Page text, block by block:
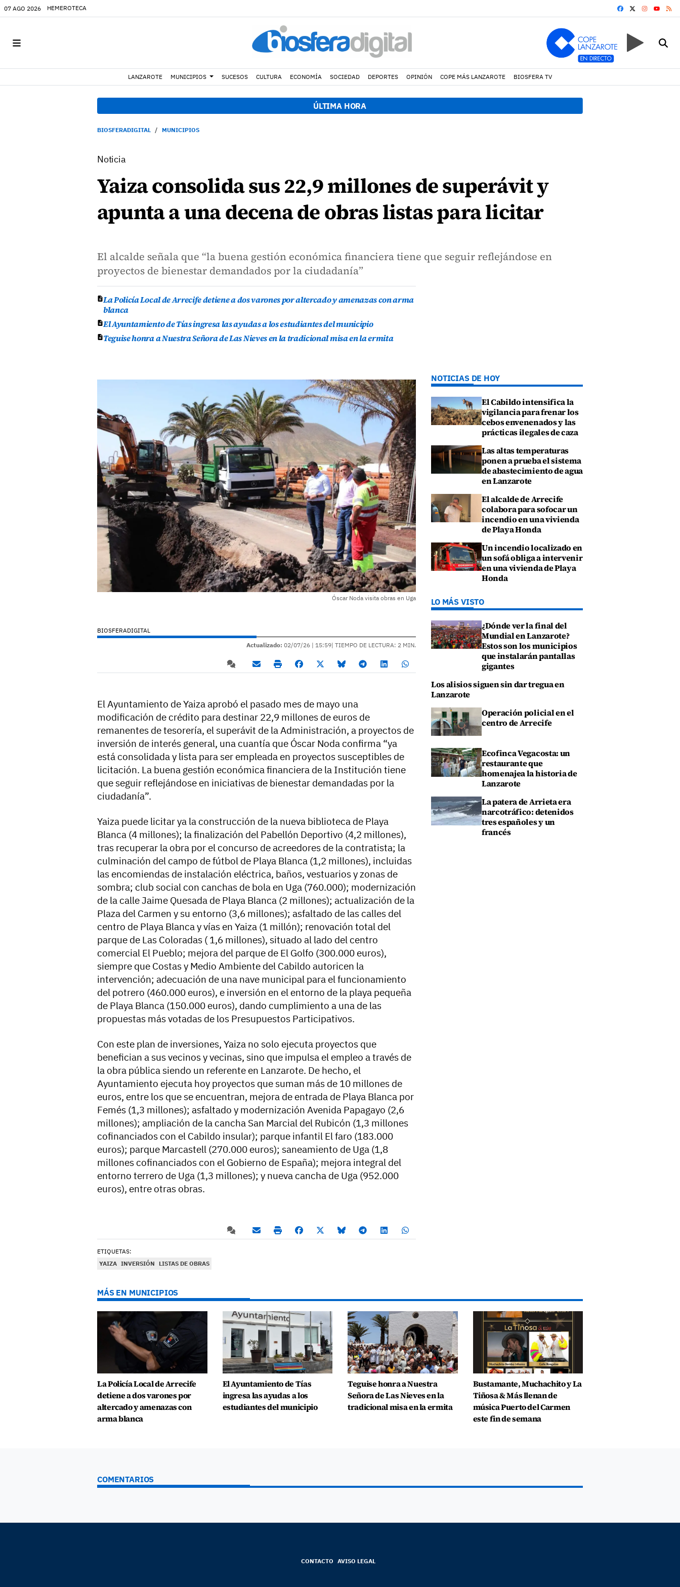
07 AGO 2026 HEMEROTECA FACEBOOK
YOUTUBE
LANZAROTE MUNICIPIOS SUCESOS CULTURA ECONOMÍA SOCIEDAD DEPORTES OPINIÓN COPE MÁS LANZAROTE BIOSFERA TV
ÚLTIMA HORA
BIOSFERADIGITAL MUNICIPIOS
Noticia
Yaiza consolida sus 22,9 millones de superávit y
apunta a una decena de obras listas para licitar
El alcalde señala que “la buena gestión económica financiera tiene que seguir reflejándose en
proyectos de bienestar demandados por la ciudadanía”
La Policía Local de Arrecife detiene a dos varones por altercado y amenazas con arma
blanca
El Ayuntamiento de Tías ingresa las ayudas a los estudiantes del municipio
Teguise honra a Nuestra Señora de Las Nieves en la tradicional misa en la ermita
Óscar Noda visita obras en Uga
BIOSFERADIGITAL
Actualizado: 02/07/26 | 15:59| TIEMPO DE LECTURA: 2 MIN.
El Ayuntamiento de Yaiza aprobó el pasado mes de mayo una
modificación de crédito para destinar 22,9 millones de euros de
remanentes de tesorería, el superávit de la Administración, a proyectos de
inversión de interés general, una cuantía que Óscar Noda confirma “ya
está consolidada y lista para ser empleada en proyectos susceptibles de
licitación. La buena gestión económica financiera de la Institución tiene
que seguir reflejándose en iniciativas de bienestar demandadas por la
ciudadanía”.
Yaiza puede licitar ya la construcción de la nueva biblioteca de Playa
Blanca (4 millones); la finalización del Pabellón Deportivo (4,2 millones),
tras recuperar la obra por el concurso de acreedores de la contratista; la
culminación del campo de fútbol de Playa Blanca (1,2 millones), incluidas
las encomiendas de instalación eléctrica, baños, vestuarios y zonas de
sombra; club social con canchas de bola en Uga (760.000); modernización
de la calle Jaime Quesada de Playa Blanca (2 millones); actualización de la
Plaza del Carmen y su entorno (3,6 millones); asfaltado de las calles del
centro de Playa Blanca y vías en Yaiza (1 millón); renovación total del
parque de Las Coloradas ( 1,6 millones), situado al lado del centro
comercial El Pueblo; mejora del parque de El Golfo (300.000 euros),
siempre que Costas y Medio Ambiente del Cabildo autoricen la
intervención; adecuación de una nave municipal para el funcionamiento
del potrero (460.000 euros), e inversión en el entorno de la playa pequeña
de Playa Blanca (150.000 euros), dando cumplimiento a una de las
propuestas más votadas de los Presupuestos Participativos.
Con este plan de inversiones, Yaiza no solo ejecuta proyectos que
benefician a sus vecinos y vecinas, sino que impulsa el empleo a través de
la obra pública siendo un referente en Lanzarote. De hecho, el
Ayuntamiento ejecuta hoy proyectos que suman más de 10 millones de
euros, entre los que se encuentran, mejora de entrada de Playa Blanca por
Femés (1,3 millones); asfaltado y modernización Avenida Papagayo (2,6
millones); ampliación de la cancha San Marcial del Rubicón (1,3 millones
cofinanciados con el Cabildo insular); parque infantil El faro (183.000
euros); parque Marcastell (270.000 euros); saneamiento de Uga (1,8
millones cofinanciados con el Gobierno de España); mejora integral del
entorno terrero de Uga (1,3 millones); y nueva cancha de Uga (952.000
euros), entre otras obras.
ETIQUETAS:
YAIZA INVERSIÓN LISTAS DE OBRAS
NOTICIAS DE HOY
El Cabildo intensifica la
vigilancia para frenar los
cebos envenenados y las
prácticas ilegales de caza
Las altas temperaturas
ponen a prueba el sistema
de abastecimiento de agua
en Lanzarote
El alcalde de Arrecife
colabora para sofocar un
incendio en una vivienda
de Playa Honda
Un incendio localizado en
un sofá obliga a intervenir
en una vivienda de Playa
Honda
LO MÁS VISTO
¿Dónde ver la final del
Mundial en Lanzarote?
Estos son los municipios
que instalarán pantallas
gigantes
Los alisios siguen sin dar tregua en
Lanzarote
Operación policial en el
centro de Arrecife
Ecofinca Vegacosta: un
restaurante que
homenajea la historia de
Lanzarote
La patera de Arrieta era
narcotráfico: detenidos
tres españoles y un
francés
MÁS EN MUNICIPIOS
La Policía Local de Arrecife
detiene a dos varones por
altercado y amenazas con
arma blanca
El Ayuntamiento de Tías
ingresa las ayudas a los
estudiantes del municipio
Teguise honra a Nuestra
Señora de Las Nieves en la
tradicional misa en la ermita
Bustamante, Muchachito y La
Tiñosa & Más llenan de
música Puerto del Carmen
este fin de semana
COMENTARIOS
CONTACTO AVISO LEGAL